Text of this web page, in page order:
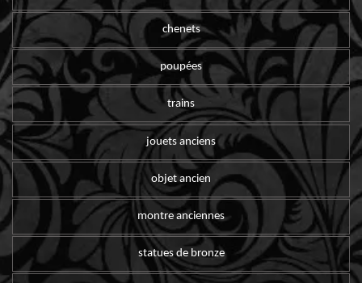
chenets
poupées
trains
jouets anciens
objet ancien
montre anciennes
statues de bronze